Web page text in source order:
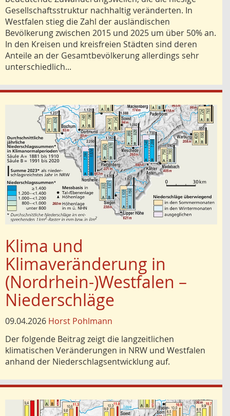
Gesellschaftsstruktur nachhaltig veränderten. In
Westfalen stieg die Zahl der ausländischen
Bevölkerung zwischen 2015 und 2025 um über 50% an.
In den Kreisen und kreisfreien Städten sind deren
Anteile an der Gesamtbevölkerung allerdings sehr
unterschiedlich...
Klima und
Klimaveränderung in
(Nordrhein-)Westfalen –
Niederschläge
09.04.2026 Horst Pohlmann
Der folgende Beitrag zeigt die langzeitlichen
klimatischen Veränderungen in NRW und Westfalen
anhand der Niederschlagsentwicklung auf.